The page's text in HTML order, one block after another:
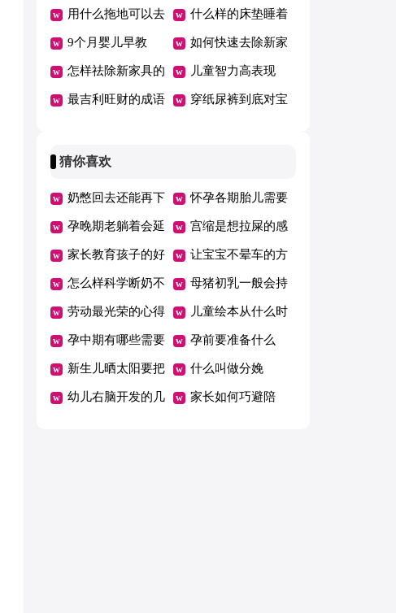
合你家 危害
用什么拖地可以去
油污
什么样的床垫睡着
舒服健康
9个月婴儿早教 如何快速去除新家
具甲醛
怎样祛除新家具的
甲醛
儿童智力高表现
最吉利旺财的成语 穿纸尿裤到底对宝
猜你喜欢
奶憋回去还能再下
来吗
怀孕各期胎儿需要
的营养
孕晚期老躺着会延
期吗
宫缩是想拉屎的感
觉吗
家长教育孩子的好
方法总结一年级
让宝宝不晕车的方
法
怎么样科学断奶不
坑娃
母猪初乳一般会持
续几天
劳动最光荣的心得
体会范文（精选5
篇）
儿童绘本从什么时
候开始看有哪些好
处
孕中期有哪些需要
注意的事项
孕前要准备什么
新生儿晒太阳要把
衣服脱了吗
什么叫做分娩
幼儿右脑开发的几 家长如何巧避陪